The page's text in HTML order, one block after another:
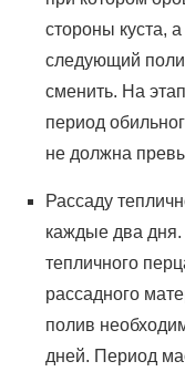
стороны куста,
следующий
сменить. На
период
не должна
Рассаду
каждые два
тепличного
рассадного
полив
дней. Период